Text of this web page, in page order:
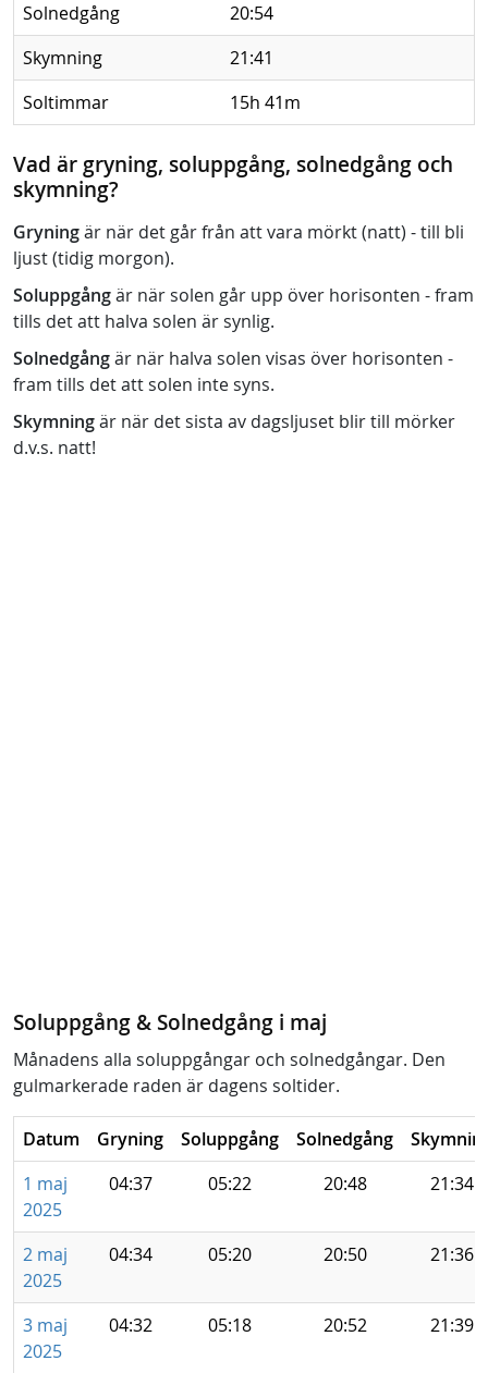
Solnedgång
20:54
Skymning
21:41
Soltimmar
15h 41m
Vad är gryning, soluppgång, solnedgång och
skymning?
Gryningär när det går från att vara mörkt (natt) - till bli
ljust (tidig morgon).
Soluppgångär när solen går upp över horisonten - fram
tills det att halva solen är synlig.
Solnedgångär när halva solen visas över horisonten -
fram tills det att solen inte syns.
Skymningär när det sista av dagsljuset blir till mörker
d.v.s. natt!
Soluppgång & Solnedgång i maj
Månadens alla soluppgångar och solnedgångar. Den
gulmarkerade raden är dagens soltider.
Datum Gryning Soluppgång Solnedgång
1 maj
2025
04:37 05:22 20:48 21:34
2 maj
2025
04:34 05:20 20:50 21:36
3 maj
2025
04:32 05:18 20:52 21:39